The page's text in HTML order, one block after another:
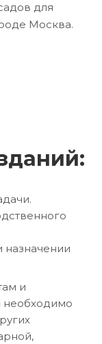
для
Москва.
назначении
и
необходимо